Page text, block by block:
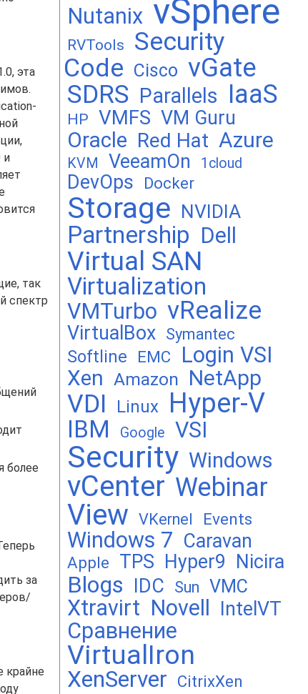
эта
и
так
спектр
более
за
крайне
Nutanix vSphere
RVTools
Security
Code Cisco vGate
SDRS Parallels IaaS
HP VMFS VM Guru
Oracle Red Hat Azure
KVM VeeamOn 1cloud
DevOps Docker
Storage NVIDIA
Partnership Dell
Virtual SAN
Virtualization
VMTurbo vRealize
VirtualBox Symantec
Softline EMC
Login VSI
Xen Amazon NetApp
VDI Linux Hyper-V
IBM Google VSI
Security Windows
vCenter Webinar
View VKernel Events
Windows 7 Caravan
Apple TPS Hyper9 Nicira
Blogs IDC Sun VMC
Xtravirt Novell IntelVT
Сравнение
VirtualIron
XenServer CitrixXen